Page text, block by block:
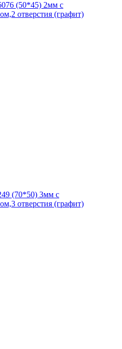
(50*45) 2мм с
отверстия (графит)
(70*50) 3мм с
отверстия (графит)